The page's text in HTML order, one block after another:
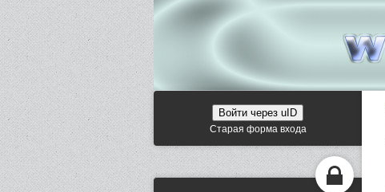
Войти через uID
Старая форма входа